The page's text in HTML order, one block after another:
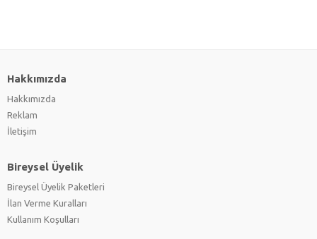
Hakkımızda
Hakkımızda
Reklam
İletişim
Bireysel Üyelik
Bireysel Üyelik Paketleri
İlan Verme Kuralları
Kullanım Koşulları